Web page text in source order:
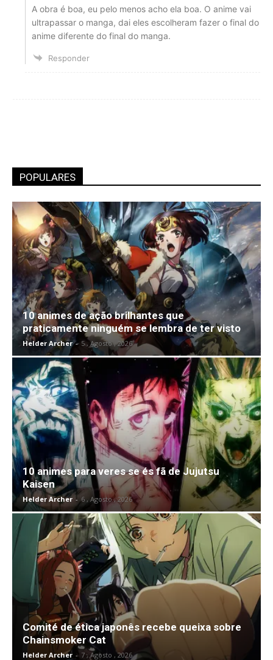
A obra é boa, eu pelo menos acho ela boa. O anime vai
ultrapassar o manga, dai eles escolheram fazer o final do
anime diferente do final do manga.
Responder
POPULARES
10 animes de ação brilhantes que
praticamente ninguém se lembra de ter visto
Helder Archer - 5 , Agosto , 2026
10 animes para veres se és fã de Jujutsu
Kaisen
Helder Archer - 6 , Agosto , 2026
Comité de ética japonês recebe queixa sobre
Chainsmoker Cat
Helder Archer - 7 , Agosto , 2026